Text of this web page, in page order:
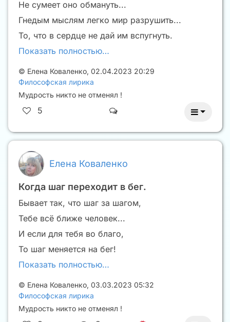
Не сумеет оно обмануть...
Гнедым мыслям легко мир разрушить...
То, что в сердце не дай им вспугнуть.
Показать полностью…
© Елена Коваленко, 02.04.2023 20:29
Философская лирика
Мудрость никто не отменял !
5
Елена Коваленко
Когда шаг переходит в бег.
Бывает так, что шаг за шагом,
Тебе всё ближе человек...
И если для тебя во благо,
То шаг меняется на бег!
Показать полностью…
© Елена Коваленко, 03.03.2023 05:32
Философская лирика
Мудрость никто не отменял !